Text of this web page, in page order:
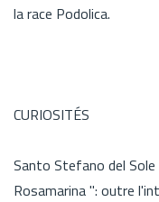
la race Podolica.
CURIOSITÉS
Santo Stefano del
Rosamarina ": outre